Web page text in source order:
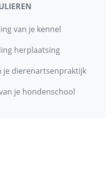
van je kennel
herplaatsing
je dierenartsenpraktijk
je hondenschool